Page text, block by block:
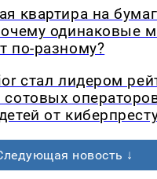
квартира на
одинаковые
по-разному?
стал лидером
от
новость ↓